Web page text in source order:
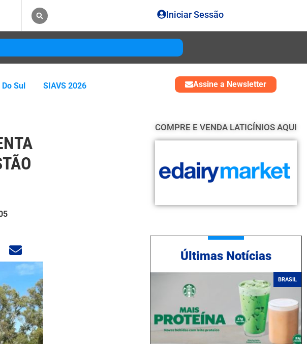
Iniciar Sessão
Sul SIAVS 2026 Assine a Newsletter
COMPRE E VENDA LATICÍNIOS AQUI
Ú ltimas Notícias
BRASIL